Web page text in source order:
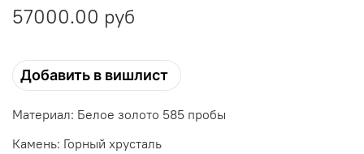
57000.00 руб
Добавить в вишлист
Материал: Белое золото 585 пробы
Камень: Горный хрусталь